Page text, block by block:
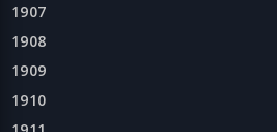
1907
1908
1909
1910